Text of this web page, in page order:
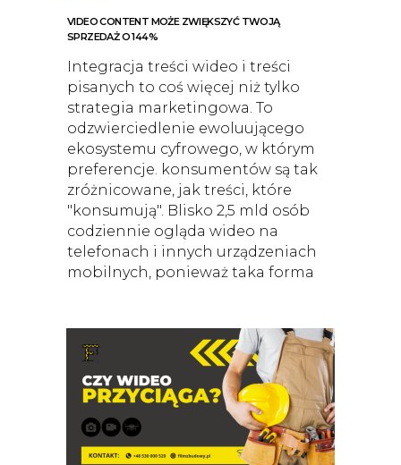
VIDEO CONTENT MOŻE ZWIĘKSZYĆ TWOJĄ
SPRZEDAŻ O 144%
Integracja treści wideo i treści
pisanych to coś więcej niż tylko
strategia marketingowa. To
odzwierciedlenie ewoluującego
ekosystemu cyfrowego, w którym
preferencje. konsumentów są tak
zróżnicowane, jak treści, które
"konsumują". Blisko 2,5 mld osób
codziennie ogląda wideo na
telefonach i innych urządzeniach
mobilnych, ponieważ taka forma